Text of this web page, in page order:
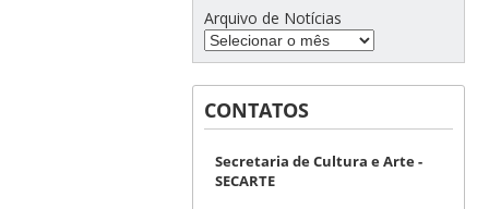
Arquivo de Notícias
CONTATOS
Secretaria de Cultura e Arte -
SECARTE